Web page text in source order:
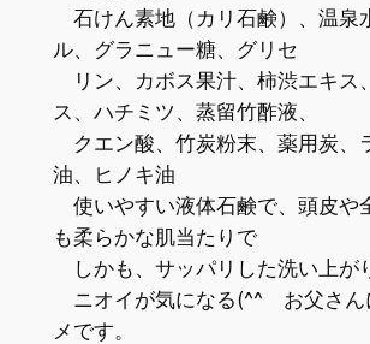
石けん素地（カリ石鹸）、温泉
ル、グラニュー糖、グリセ
リン、カボス果汁、柿渋エキス
ス、ハチミツ、蒸留竹酢液、
クエン酸、竹炭粉末、薬用炭、
油、ヒノキ油
使いやすい液体石鹸で、頭皮や
も柔らかな肌当たりで
しかも、サッパリした洗い上が
ニオイが気になる(^^ゞお父さん
メです。